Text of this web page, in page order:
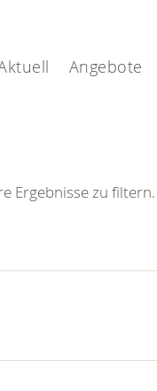
Angebote
Ergebnisse zu filtern.